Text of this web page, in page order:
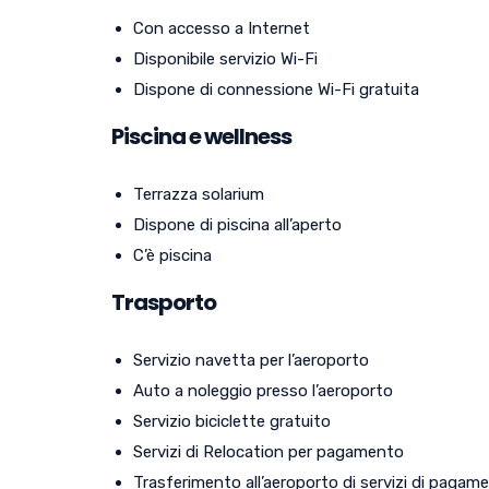
Con accesso a Internet
Disponibile servizio Wi-Fi
Dispone di connessione Wi-Fi gratuita
Piscina e wellness
Terrazza solarium
Dispone di piscina all’aperto
C’è piscina
Trasporto
Servizio navetta per l’aeroporto
Auto a noleggio presso l’aeroporto
Servizio biciclette gratuito
Servizi di Relocation per pagamento
Trasferimento all’aeroporto di servizi di